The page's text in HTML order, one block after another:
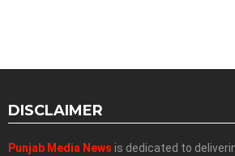
DISCLAIMER
Punjab Media News is dedicated to